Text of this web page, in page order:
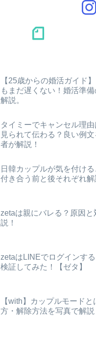
【25歳からの婚活ガイド
もまだ遅くない！婚活準
解説。
タイミーでキャンセル理
見られて伝わる？良い例
者が解説！
日韓カップルが気を付ける
付き合う前と後それぞれ解
zetaは親にバレる？原因と
説！
zetaはLINEでログインす
検証してみた！【ゼタ】
【with】カップルモードと
方・解除方法を写真で解説